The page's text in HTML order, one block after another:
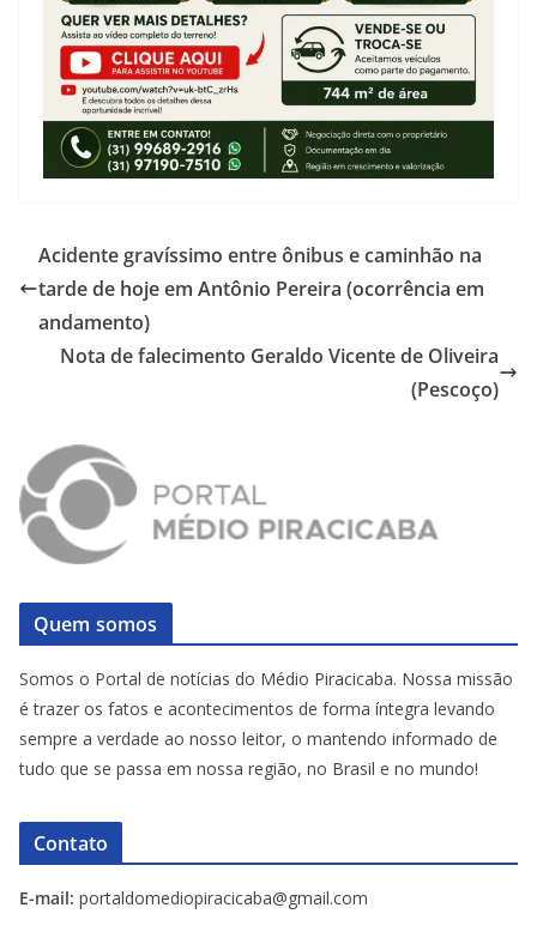
Acidente gravíssimo entre ônibus e caminhão na
tarde de hoje em Antônio Pereira (ocorrência em
andamento)
Nota de falecimento Geraldo Vicente de Oliveira
(Pescoço)
Quem somos
Somos o Portal de notícias do Médio Piracicaba. Nossa missão
é trazer os fatos e acontecimentos de forma íntegra levando
sempre a verdade ao nosso leitor, o mantendo informado de
tudo que se passa em nossa região, no Brasil e no mundo!
Contato
E-mail: portaldomediopiracicaba@gmail.com